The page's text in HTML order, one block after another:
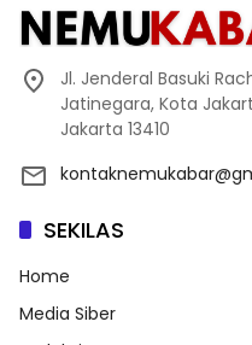
Jl. Jenderal Basuki
Jatinegara, Kota
Jakarta 13410
SEKILAS
Home
Media Siber